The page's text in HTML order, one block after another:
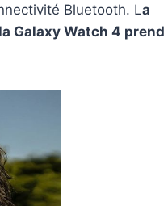
Bluetooth. La
Galaxy Watch 4 prend